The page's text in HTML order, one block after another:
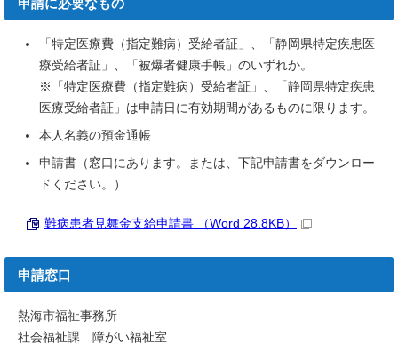
「特定医療費（指定難病）受給者証」、「静岡県特定疾患医
療受給者証」、「被爆者健康手帳」のいずれか。
※「特定医療費（指定難病）受給者証」、「静岡県特定疾患
医療受給者証」は申請日に有効期間があるものに限ります。
本人名義の預金通帳
申請書（窓口にあります。または、下記申請書をダウンロー
ドください。）
難病患者見舞金支給申請書 （Word 28.8KB）
申請窓口
熱海市福祉事務所
社会福祉課 障がい福祉室